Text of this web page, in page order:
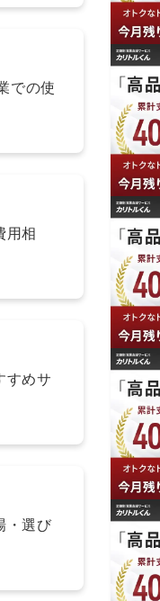
での使
用相
すめサ
・選び